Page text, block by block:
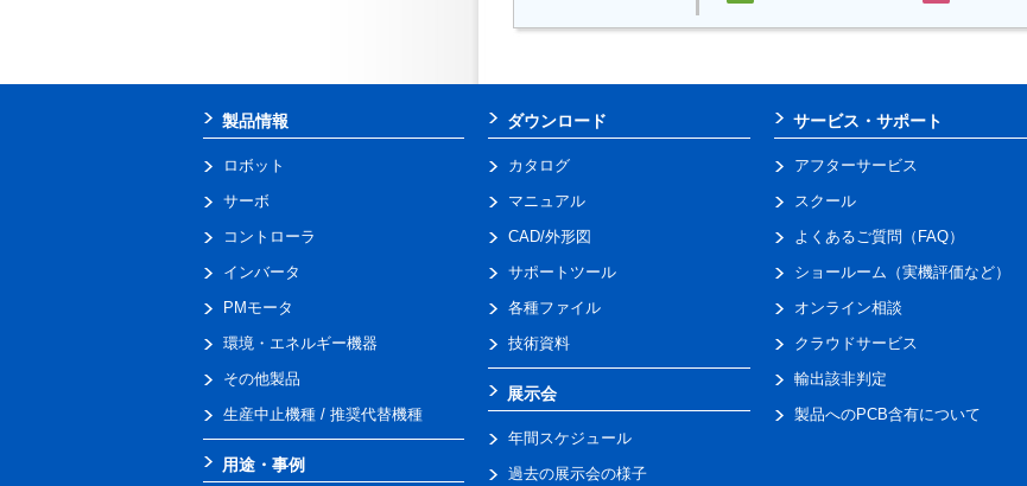
製品情報
ロボット
サーボ
コントローラ
インバータ
PMモータ
環境・エネルギー機器
その他製品
生産中止機種 / 推奨代替機種
用途・事例
ダウンロード
カタログ
マニュアル
CAD/外形図
サポートツール
各種ファイル
技術資料
展示会
年間スケジュール
過去の展示会の様子
サービス・サポート
アフターサービス
スクール
よくあるご質問（FAQ）
ショールーム（実機評価など）
オンライン相談
クラウドサービス
輸出該非判定
製品へのPCB含有について